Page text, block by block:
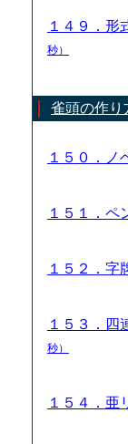
１４９．
秒）
雀頭の作り
１５０．
１５１．
１５２．
１５３．
秒）
１５４．